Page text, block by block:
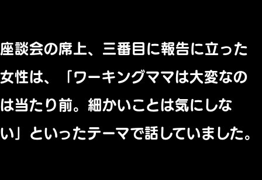
座談会の席上、三番目に報告に立った
女性は、「 ワーキングママは大変なの
は当たり前。細かいことは気にしな
い」 といったテーマで話していました。